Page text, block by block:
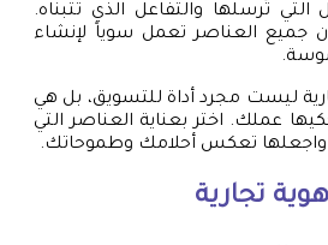
تُرسلها والتفاعل الذي تتبناه.
جميع العناصر تعمل سوياً لإنشاء
ليست مجرد أداة للتسويق، بل هي
عملك. اختر بعناية العناصر التي
واجعلها تعكس أحلامك وطموحاتك.
تجارية